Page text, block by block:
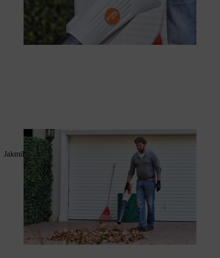
Velké množství listí se hromadí u vjezdu do garáže.
Jakmile skončíte, vypněte foukač a vyjměte akumulátor.